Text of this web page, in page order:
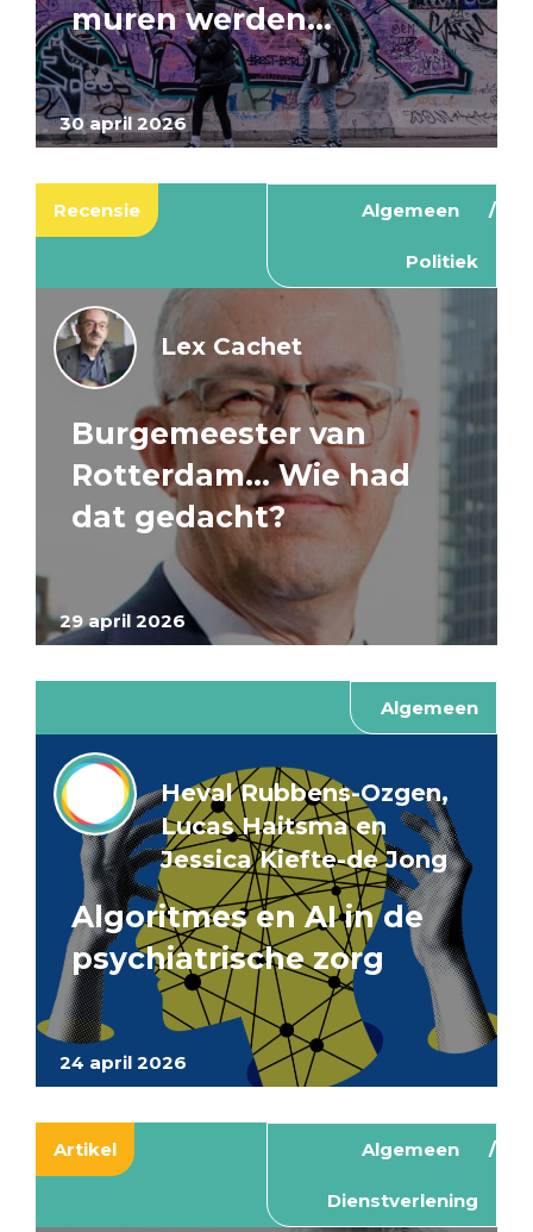
30 april 2026
muren werden…
Recensie Algemeen
Politiek
29 april 2026
Lex Cachet
Burgemeester van
Rotterdam… Wie had
dat gedacht?
Algemeen
24 april 2026
Heval Rubbens-Ozgen,
Lucas Haitsma en
Jessica Kiefte-de Jong
Algoritmes en AI in de
psychiatrische zorg
Artikel Algemeen
Dienstverlening